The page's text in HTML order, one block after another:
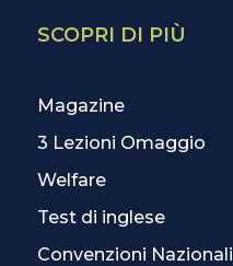
SCOPRI DI PIÙ
Magazine
3 Lezioni Omaggio
Welfare
Test di inglese
Convenzioni Nazionali